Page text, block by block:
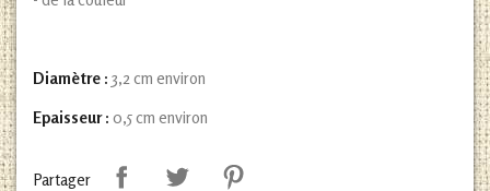
Diamètre : 3,2 cm environ
Epaisseur : 0,5 cm environ
Partager